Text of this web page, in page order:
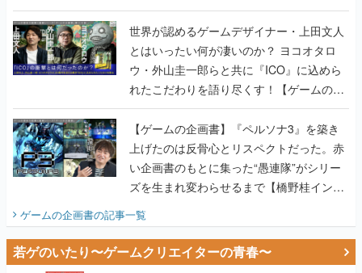
世界が認めるゲームデザイナー・上田文人
とはいったい何が凄いのか？ ヨコオタロ
ウ・外山圭一郎らと共に『ICO』に込めら
れたこだわりを語り尽くす！【ゲームの企
画書】
【ゲームの企画書】『ペルソナ3』を築き
上げたのは反骨心とリスペクトだった。赤
い企画書のもとに集った“愚連隊”がシリー
ズを生まれ変わらせるまで【橋野桂インタ
ゲームの企画書の記事一覧
若ゲのいたり〜ゲームクリエイターの青春〜